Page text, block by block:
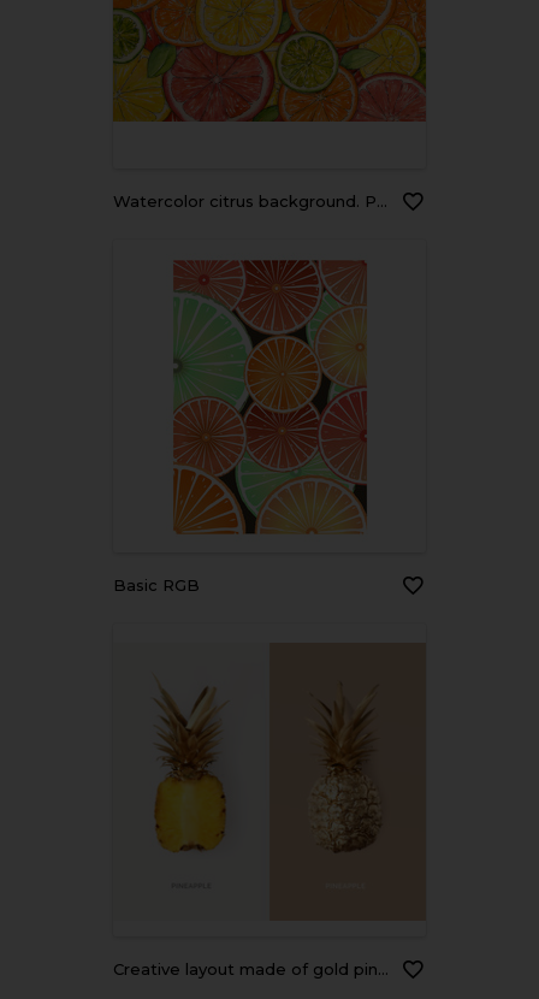
Watercolor citrus background. Paint texture. Hand drawn oranges, lemons, limes, mandarins, grapefruits. Bright watercolor stains
Basic RGB
Creative layout made of gold pineapple. Tropical flat lay. Food concept.